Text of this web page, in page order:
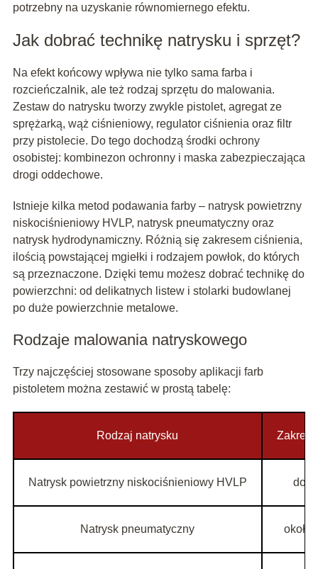
potrzebny na uzyskanie równomiernego efektu.
Jak dobrać technikę natrysku i sprzęt?
Na efekt końcowy wpływa nie tylko sama farba i
rozcieńczalnik, ale też rodzaj sprzętu do malowania.
Zestaw do natrysku tworzy zwykle pistolet, agregat ze
sprężarką, wąż ciśnieniowy, regulator ciśnienia oraz filtr
przy pistolecie. Do tego dochodzą środki ochrony
osobistej: kombinezon ochronny i maska zabezpieczająca
drogi oddechowe.
Istnieje kilka metod podawania farby – natrysk powietrzny
niskociśnieniowy HVLP, natrysk pneumatyczny oraz
natrysk hydrodynamiczny. Różnią się zakresem ciśnienia,
ilością powstającej mgiełki i rodzajem powłok, do których
są przeznaczone. Dzięki temu możesz dobrać technikę do
powierzchni: od delikatnych listew i stolarki budowlanej
po duże powierzchnie metalowe.
Rodzaje malowania natryskowego
Trzy najczęściej stosowane sposoby aplikacji farb
pistoletem można zestawić w prostą tabelę:
Rodzaj natrysku Zakres
Natrysk powietrzny niskociśnieniowy HVLP do
Natrysk pneumatyczny około